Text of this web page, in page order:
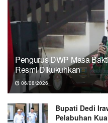
Pengurus DWP Masa
Resmi Dikukuhkan
06/08/2026
Bupati Dedi
Pelabuhan